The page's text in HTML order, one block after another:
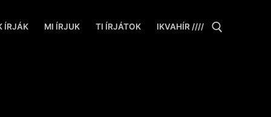
ÍRJÁK MI ÍRJUK TI ÍRJÁTOK IKVAHÍR ////